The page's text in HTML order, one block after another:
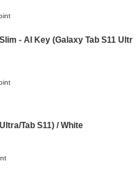
- AI Key (Galaxy Tab S11 Ultr
Tab S11) / White